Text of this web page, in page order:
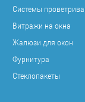
Системы
Витражи на окна
Жалюзи для окон
Фурнитура
Стеклопакеты